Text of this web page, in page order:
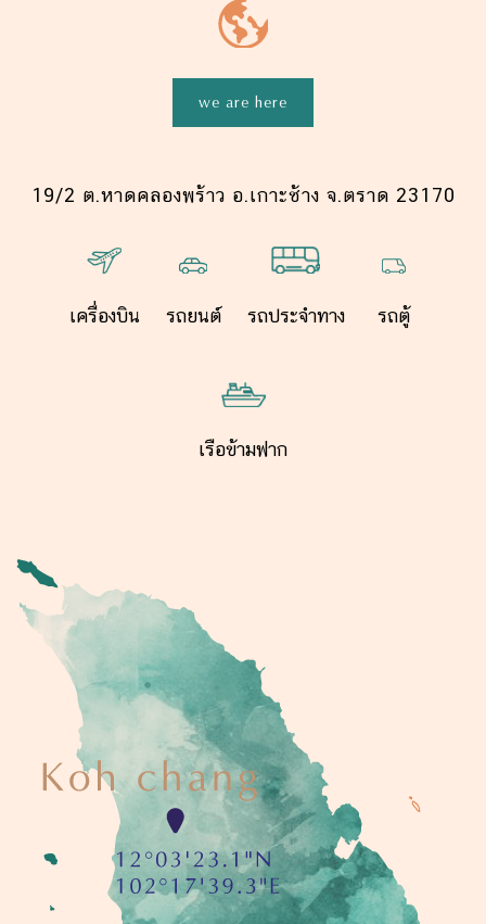
we are here
19/2 ต.หาดคลองพร้าว อ.เกาะช้าง จ.ตราด 23170
เครื่องบิน รถยนต์ รถประจำทาง รถตู้
เรือข้ามฟาก